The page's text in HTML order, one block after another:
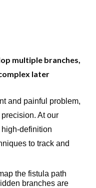
multiple branches,
later
and painful problem,
At our
high-definition
to track and
the fistula path
branches are